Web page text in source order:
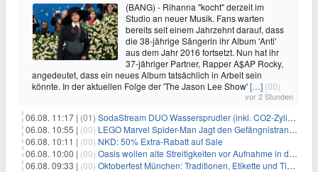
(BANG) - Rihanna "kocht" derzeit im
Studio an neuer Musik. Fans warten
bereits seit einem Jahrzehnt darauf, dass
die 38-jährige Sängerin ihr Album 'Anti'
aus dem Jahr 2016 fortsetzt. Nun hat ihr
37-jähriger Partner, Rapper A$AP Rocky,
angedeutet, dass ein neues Album tatsächlich in Arbeit sein
könnte. In der aktuellen Folge der 'The Jason Lee Show'[…] (00)
vor 2 Stunden
06.08. 11:17 | (01) SodaStream DUO Wassersprudler (inkl. CO2-Zylinder) für 94€
06.08. 10:55 | (00) LEGO Marvel Spider-Man Jagt den Gefängnistransporter (76349) für 32,99€
06.08. 10:11 | (00) NKD: 50% Extra-Rabatt auf Sale
06.08. 10:00 | (00) Oasis wollen alte Streitigkeiten vor Aufnahme in die Rock and Roll Hall of Fame begraben
06.08. 09:33 | (00) Oktoberfest München: Traditionen, Etikette und Tipps für Gäste aus dem In- und Ausland